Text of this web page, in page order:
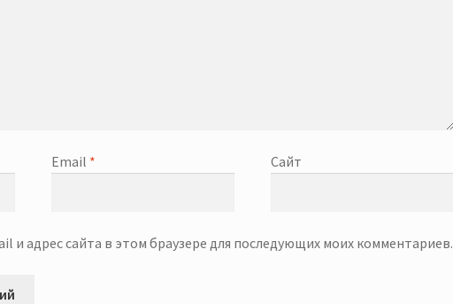
Email * Сайт
и адрес сайта в этом браузере для последующих моих комментариев.